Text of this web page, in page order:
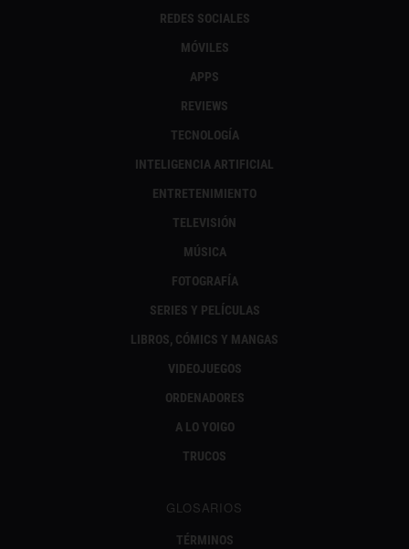
REDES SOCIALES
MÓVILES
APPS
REVIEWS
TECNOLOGÍA
INTELIGENCIA ARTIFICIAL
ENTRETENIMIENTO
TELEVISIÓN
MÚSICA
FOTOGRAFÍA
SERIES Y PELÍCULAS
LIBROS, CÓMICS Y MANGAS
VIDEOJUEGOS
ORDENADORES
A LO YOIGO
TRUCOS
GLOSARIOS
TÉRMINOS